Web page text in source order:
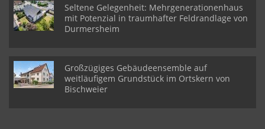
Seltene Gelegenheit: Mehrgenerationenhaus
mit Potenzial in traumhafter Feldrandlage von
Durmersheim
Großzügiges Gebäudeensemble auf
weitläufigem Grundstück im Ortskern von
Bischweier